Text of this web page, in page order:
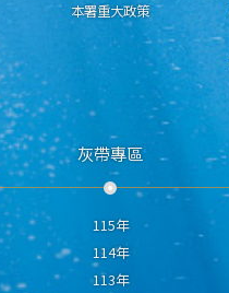
本署重大政策
灰帶專區
115年
114年
113年